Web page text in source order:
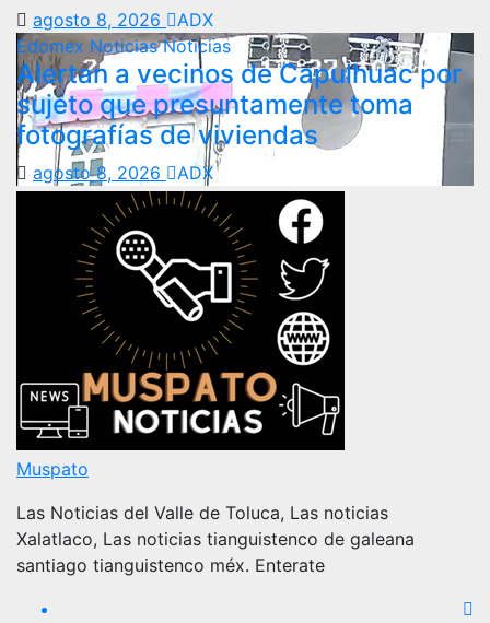
agosto 8, 2026
ADX
Edomex NoticiasNotícias
Alertan a vecinos de Capulhuac por
sujeto que presuntamente toma
fotografías de viviendas
agosto 8, 2026 ADX
Muspato
Las Noticias del Valle de Toluca, Las noticias
Xalatlaco, Las noticias tianguistenco de galeana
santiago tianguistenco méx. Enterate